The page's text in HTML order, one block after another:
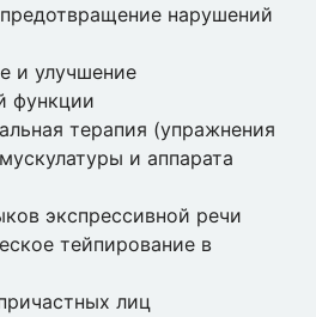
нарушений
и улучшение
функции
терапия (упражнения
и аппарата
экспрессивной речи
тейпирование в
лиц